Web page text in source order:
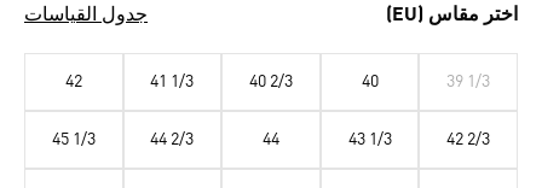
اختر مقاس (EU) جدول القياسات
39 1/3
40
40 2/3
41 1/3
42
42 2/3
43 1/3
44
44 2/3
45 1/3